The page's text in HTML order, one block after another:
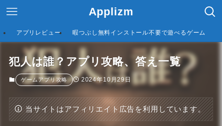
Applizm
アプリレビュー 暇つぶし無料インストール不要で遊べるゲーム
犯人は誰？アプリ攻略、答え一覧
ゲームアプリ攻略 2024年10月29日
当サイトはアフィリエイト広告を利用しています。